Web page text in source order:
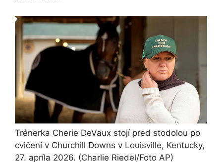
Trénerka Cherie DeVaux stojí pred stodolou po
cvičení v Churchill Downs v Louisville, Kentucky,
27. apríla 2026. (Charlie Riedel/Foto AP)